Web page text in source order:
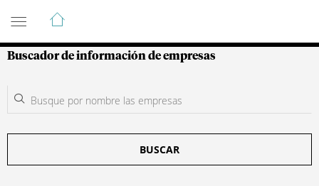
Guía de Empresas Colombianas
Buscador de información de empresas
BUSCAR